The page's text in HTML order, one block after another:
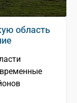
область